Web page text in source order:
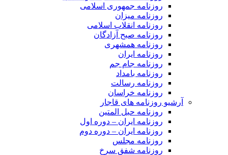
روزنامه جمهوری اسلامی
روزنامه میزان
روزنامه انقلاب اسلامی
روزنامه صبح آزادگان
روزنامه همشهری
روزنامه ایران
روزنامه جام جم
روزنامه بامداد
روزنامه رسالت
روزنامه خراسان
آرشیو روزنامه های قاجار
روزنامه حبل المتین
روزنامه ایران – دوره اول
روزنامه ایران – دوره دوم
روزنامه مجلس
روزنامه شفق سرخ